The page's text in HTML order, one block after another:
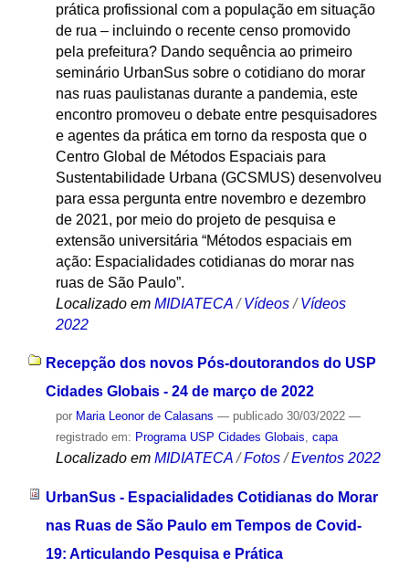
prática profissional com a população em situação
de rua – incluindo o recente censo promovido
pela prefeitura? Dando sequência ao primeiro
seminário UrbanSus sobre o cotidiano do morar
nas ruas paulistanas durante a pandemia, este
encontro promoveu o debate entre pesquisadores
e agentes da prática em torno da resposta que o
Centro Global de Métodos Espaciais para
Sustentabilidade Urbana (GCSMUS) desenvolveu
para essa pergunta entre novembro e dezembro
de 2021, por meio do projeto de pesquisa e
extensão universitária “Métodos espaciais em
ação: Espacialidades cotidianas do morar nas
ruas de São Paulo”.
Localizado em MIDIATECA /Vídeos /Vídeos
2022
Recepção dos novos Pós-doutorandos do USP
Cidades Globais - 24 de março de 2022
por Maria Leonor de Calasans — publicado30/03/2022 —
registrado em: Programa USP Cidades Globais, capa
Localizado em MIDIATECA /Fotos /Eventos 2022
UrbanSus - Espacialidades Cotidianas do Morar
nas Ruas de São Paulo em Tempos de Covid-
19: Articulando Pesquisa e Prática